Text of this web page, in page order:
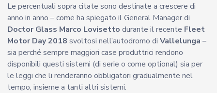
Le percentuali sopra citate sono destinate a crescere di
anno in anno – come ha spiegato il General Manager di
Doctor Glass Marco Lovisetto durante il recente Fleet
Motor Day 2018 svoltosi nell’autodromo di Vallelunga –
sia perché sempre maggiori case produttrici rendono
disponibili questi sistemi (di serie o come optional) sia per
le leggi che li renderanno obbligatori gradualmente nel
tempo, insieme a tanti altri sistemi.